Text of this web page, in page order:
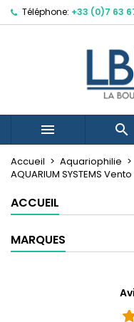
Téléphone: +33 (0)7 63
 
Accueil Aquariophilie
AQUARIUM SYSTEMS
ACCUEIL
MARQUES
Mes listes
Créer une
Créer une
Nom de la liste
Annuler
Connexion
Vous devez être
à votre liste d'envies.